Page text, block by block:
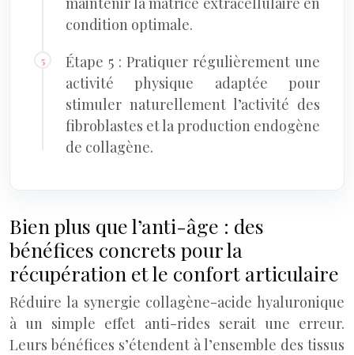
condition optimale.
Étape 5 : Pratiquer régulièrement une
activité physique adaptée pour
stimuler naturellement l’activité des
fibroblastes et la production endogène
de collagène.
Bien plus que l’anti-âge : des
bénéfices concrets pour la
récupération et le confort articulaire
Réduire la synergie collagène-acide hyaluronique
à un simple effet anti-rides serait une erreur.
Leurs bénéfices s’étendent à l’ensemble des tissus